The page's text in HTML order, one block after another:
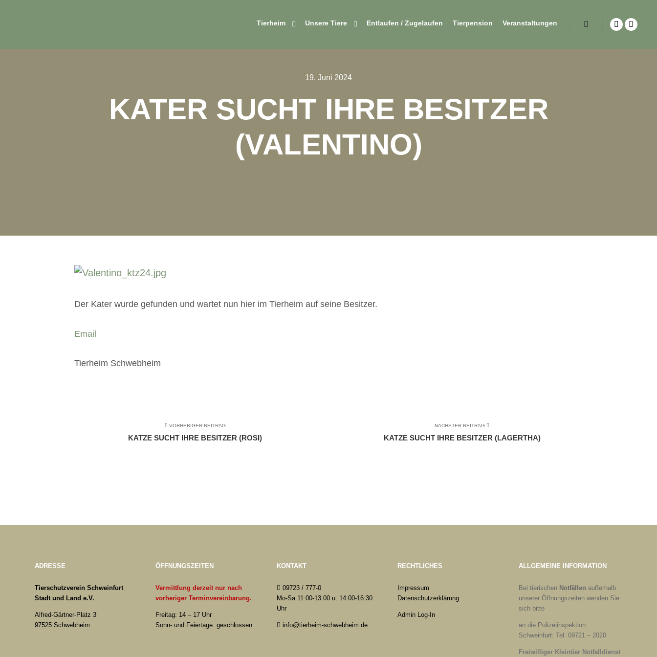
Tierheim Unsere Tiere Entlaufen / Zugelaufen Tierpension Veranstaltungen
19. Juni 2024
KATER SUCHT IHRE BESITZER
(VALENTINO)
Der Kater wurde gefunden und wartet nun hier im Tierheim auf seine Besitzer.
Email
Tierheim Schwebheim
VORHERIGER BEITRAG
KATZE SUCHT IHRE BESITZER (ROSI)
NÄCHSTER BEITRAG
KATZE SUCHT IHRE BESITZER (LAGERTHA)
ADRESSE
Tierschutzverein Schweinfurt
Stadt und Land e.V.
Alfred-Gärtner-Platz 3
97525 Schwebheim
ÖFFNUNGSZEITEN
Vermittlung derzeit nur nach
vorheriger Terminvereinbarung.
Freitag: 14 – 17 Uhr
Sonn- und Feiertage: geschlossen
KONTAKT
09723 / 777-0
Mo-Sa 11:00-13:00 u. 14:00-16:30
Uhr
info@tierheim-schwebheim.de
RECHTLICHES
Impressum
Datenschutzerklärung
Admin Log-In
ALLGEMEINE INFORMATION
Bei tierischen Notfällen außerhalb
unserer Öffnungszeiten wenden Sie
sich bitte
an die Polizeiinspektion
Schweinfurt: Tel. 09721 – 2020
Freiwilliger Kleintier Notfalldienst